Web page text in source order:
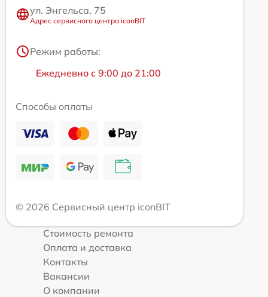
ул. Энгельса, 75
Адрес сервисного центра iconBIT
Режим работы:
Ежедневно с 9:00 до 21:00
Способы оплаты
© 2026 Сервисный центр iconBIT
Стоимость ремонта
Оплата и доставка
Контакты
Вакансии
О компании